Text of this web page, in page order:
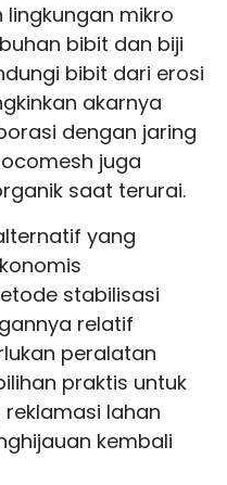
mikro
bibit dan biji
bibit dari erosi
akarnya
dengan jaring
juga
saat terurai.
yang
stabilisasi
relatif
peralatan
praktis untuk
lahan
kembali